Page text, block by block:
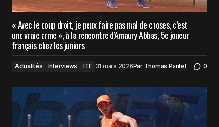
« Avec le coup droit, je peux faire pas mal de choses, c’est
une vraie arme », à la rencontre d’Amaury Abbas, 5e joueur
français chez les juniors
Actualités Interviews ITF 31 mars 2026Par Thomas Pantel 0